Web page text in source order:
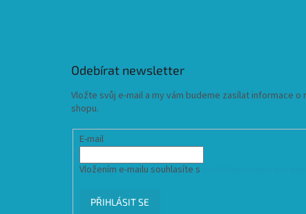
Odebírat newsletter
Vložte svůj e-mail a my vám budeme zasílat informace
shopu.
E-mail
Vložením e-mailu souhlasíte s
PŘIHLÁSIT SE